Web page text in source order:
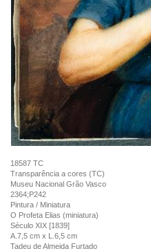
18587 TC
Transparência a cores (TC)
Museu Nacional Grão Vasco
2364;P242
Pintura / Miniatura
O Profeta Elias (miniatura)
Século XIX [1839]
A.7,5 cm x L.6,5 cm
Tadeu de Almeida Furtado